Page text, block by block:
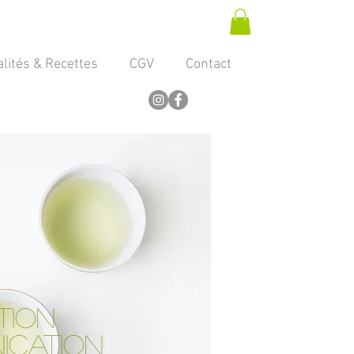
& Recettes CGV Contact